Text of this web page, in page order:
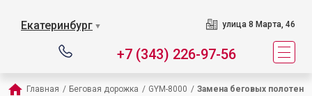
Екатеринбург ▼ улица 8 Марта, 46
+7 (343) 226-97-56
Главная / Беговая дорожка / GYM-8000 / Замена беговых полотен